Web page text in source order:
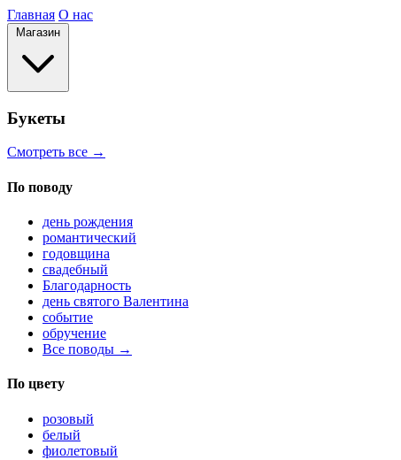
Главная О нас
Магазин
Букеты
Смотреть все →
По поводу
день рождения
романтический
годовщина
свадебный
Благодарность
день святого Валентина
событие
обручение
Все поводы →
По цвету
розовый
белый
фиолетовый